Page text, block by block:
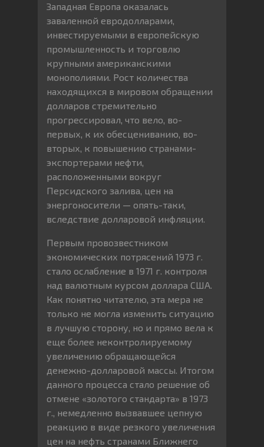
Западная Европа оказалась
заваленной евродолларами,
инвестируемыми в европейскую
промышленность и торговлю
крупными американскими
монополиями. Рост количества
находящихся в мировом обращении
долларов стремительно
прогрессировал, что вело, во-
первых, к их обесцениванию, во-
вторых, к повышению странами-
экспортерами нефти,
расположенными вокруг
Персидского залива, цен на
энергоносители — опять-таки,
вследствие долларовой инфляции.
Первым провозвестником
экономических потрясений 1973 г.
стало ослабление в 1971 г. контроля
над валютным курсом доллара США.
Как понятно читателю, эта мера не
только не могла изменить ситуацию
в лучшую сторону, но и прямо вела к
еще более неконтролируемому
увеличению обращающейся
денежно-долларовой массы. Итогом
данного процесса стало решение об
отмене «золотого стандарта» в 1973
г., немедленно вызвавшее цепную
реакцию в виде резкого увеличения
цен на нефть странами Ближнего